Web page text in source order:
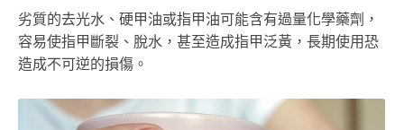
劣質的去光水、硬甲油或指甲油可能含有過量化學藥劑，
容易使指甲斷裂、脫水，甚至造成指甲泛黃，長期使用恐
造成不可逆的損傷。